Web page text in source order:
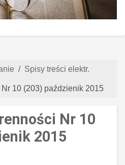
Spisy treści elektr.
10 (203) paździenik 2015
Nr 10
2015